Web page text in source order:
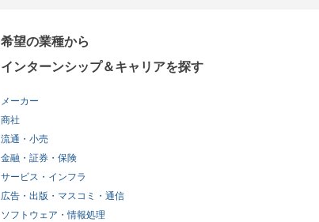
希望の業種から
インターンシップ＆キャリアを探す
メーカー
商社
流通・小売
金融・証券・保険
サービス・インフラ
広告・出版・マスコミ・通信
ソフトウェア・情報処理